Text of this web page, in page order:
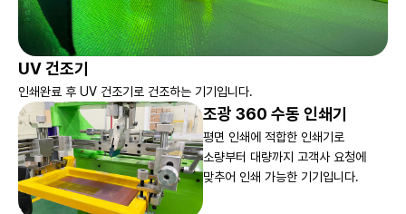
UV 건조기
인쇄완료 후 UV 건조기로 건조하는 기기입니다.
조광 360 수동 인쇄기
평면 인쇄에 적합한 인쇄기로
소량부터 대량까지 고객사 요청에
맞추어 인쇄 가능한 기기입니다.